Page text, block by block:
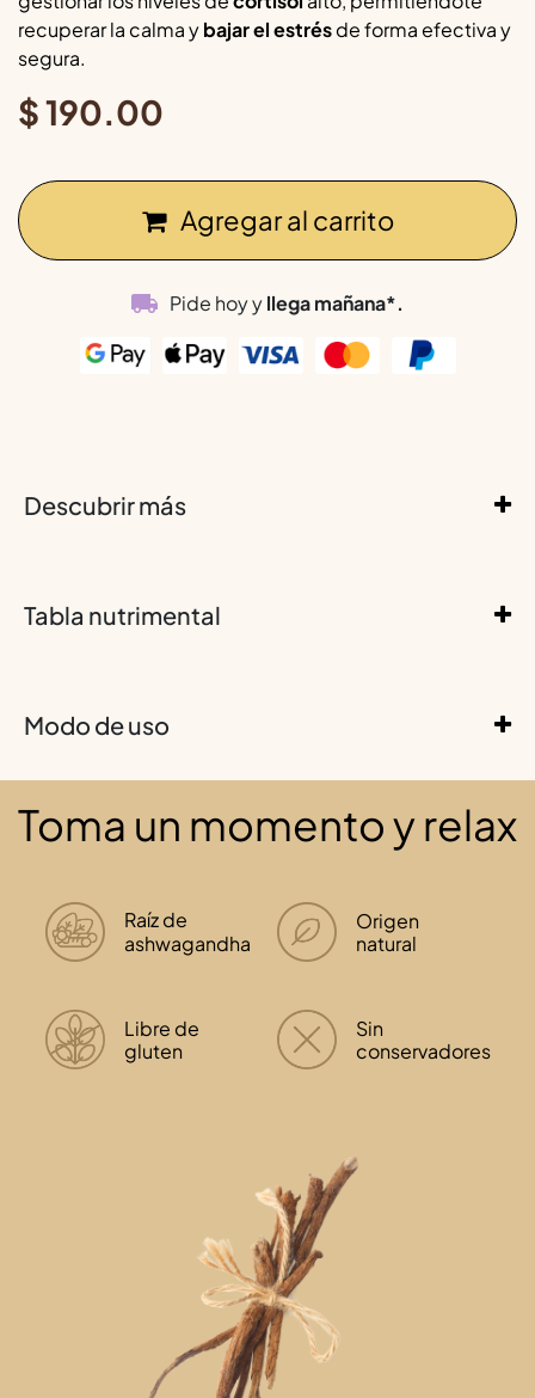
recuperar la calma ybajar el estrésde forma efectiva y
segura.
$190.00
Agregar al carrito
Pide hoy yllega mañana*.
Descubrir más
Tabla nutrimental
Modo de uso
Toma un momento y relax
Raíz de
ashwagandha
Origen
natural
Libre de
gluten
Sin
conservadores